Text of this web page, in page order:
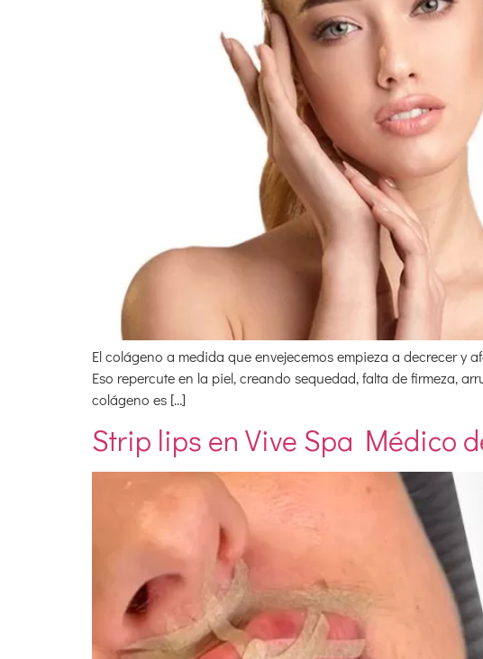
El colágeno a medida que envejecemos empieza a decrecer y
Eso repercute en la piel, creando sequedad, falta de firmeza,
colágeno es […]
Strip lips en Vive Spa Médico